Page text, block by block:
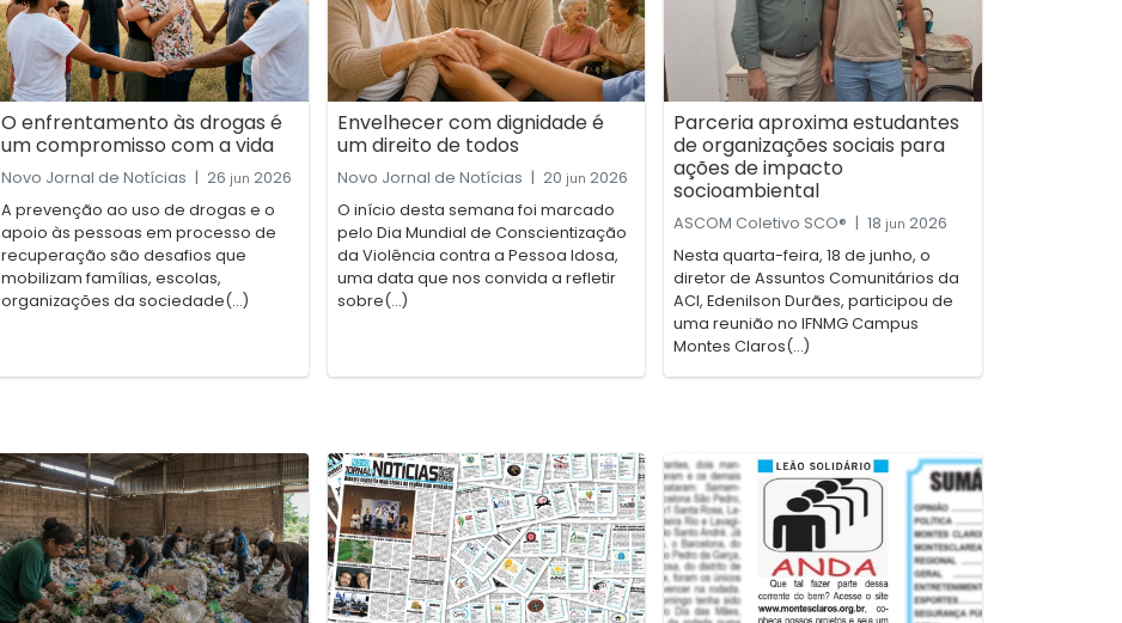
O enfrentamento às drogas é
um compromisso com a vida
Novo Jornal de Notícias | 26 jun 2026
A prevenção ao uso de drogas e o
apoio às pessoas em processo de
recuperação são desafios que
mobilizam famílias, escolas,
organizações da sociedade(...)
Envelhecer com dignidade é
um direito de todos
Novo Jornal de Notícias | 20 jun 2026
O início desta semana foi marcado
pelo Dia Mundial de Conscientização
da Violência contra a Pessoa Idosa,
uma data que nos convida a refletir
sobre(...)
Parceria aproxima estudantes
de organizações sociais para
ações de impacto
socioambiental
ASCOM Coletivo SCO® | 18 jun 2026
Nesta quarta-feira, 18 de junho, o
diretor de Assuntos Comunitários da
ACI, Edenilson Durães, participou de
uma reunião no IFNMG Campus
Montes Claros(...)